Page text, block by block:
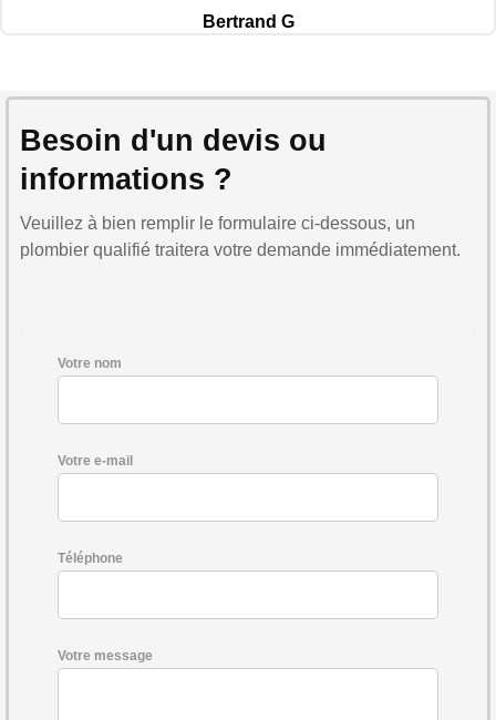
Bertrand G
Besoin d'un devis ou
informations ?
Veuillez à bien remplir le formulaire ci-dessous, un
plombier qualifié traitera votre demande immédiatement.
Votre nom
Votre e-mail
Téléphone
Votre message